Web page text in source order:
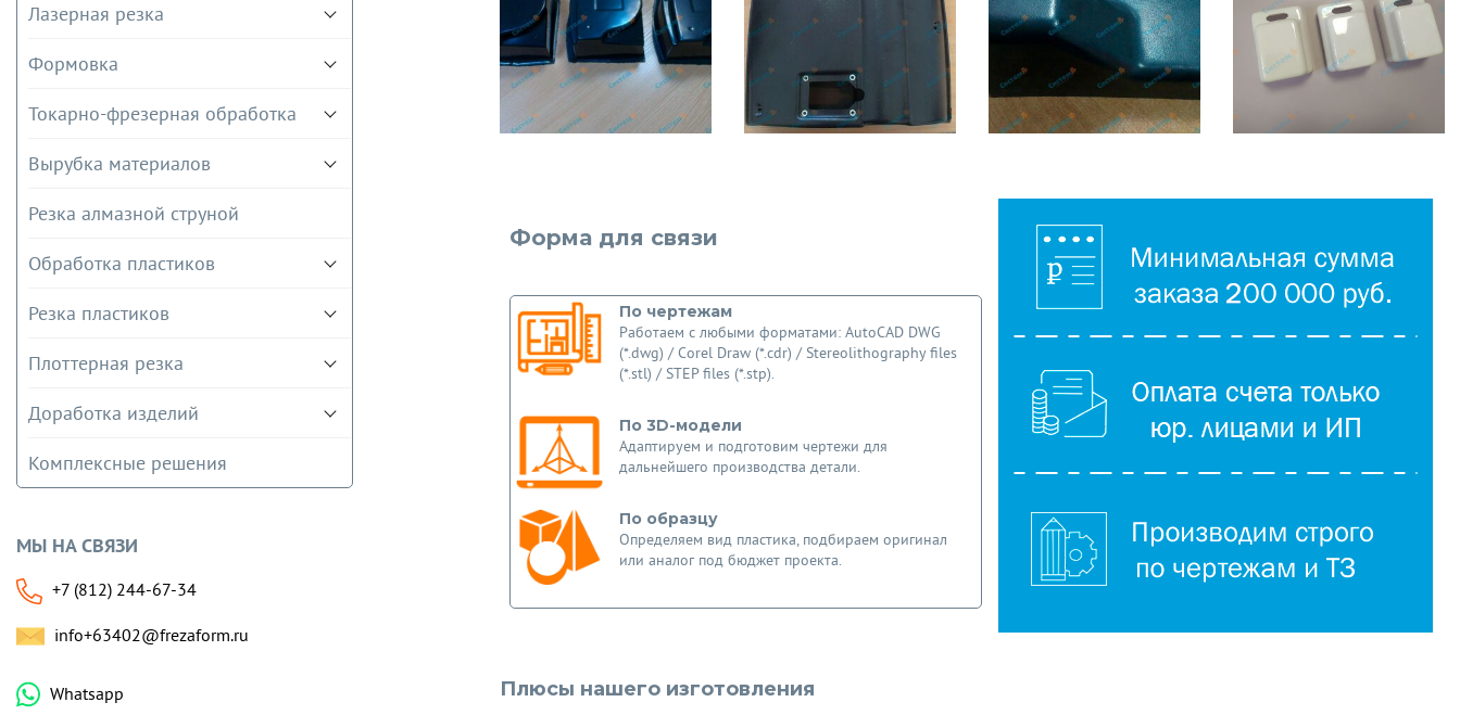
Лазерная резка
Формовка
Токарно-фрезерная обработка
Вырубка материалов
Резка алмазной струной
Обработка пластиков
Резка пластиков
Плоттерная резка
Доработка изделий
Комплексные решения
МЫ НА СВЯЗИ
+7 (812) 244-67-34
info+63402@frezaform.ru
Whatsapp
Форма для связи
По чертежам
Работаем с любыми форматами: AutoCAD DWG
(*.dwg) / Corel Draw (*.cdr) / Stereolithography files
(*.stl) / STEP files (*.stp).
По 3D-модели
Адаптируем и подготовим чертежи для
дальнейшего производства детали.
По образцу
Определяем вид пластика, подбираем оригинал
или аналог под бюджет проекта.
Плюсы нашего изготовления